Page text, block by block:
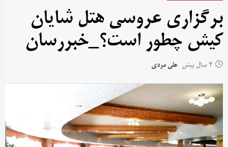
برگزاری عروسی هتل شایان
کیش چطور است؟_خبررسان
2 سال پیش علی مردی